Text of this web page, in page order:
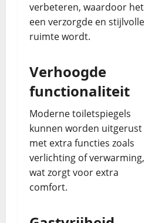
verbeteren, waardoor het
een verzorgde en stijlvolle
ruimte wordt.
Verhoogde
functionaliteit
Moderne toiletspiegels
kunnen worden uitgerust
met extra functies zoals
verlichting of verwarming,
wat zorgt voor extra
comfort.